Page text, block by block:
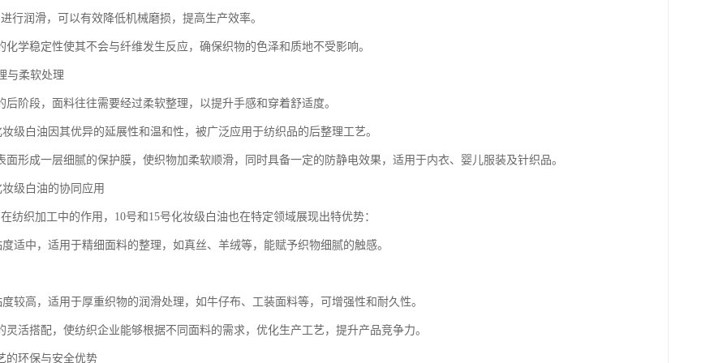
行润滑，可以有效降低机械磨损，提高生产效率。
化学稳定性使其不会与纤维发生反应，确保织物的色泽和质地不受影响。
与柔软处理
后阶段，面料往往需要经过柔软整理，以提升手感和穿着舒适度。
妆级白油因其优异的延展性和温和性，被广泛应用于纺织品的后整理工艺。
面形成一层细腻的保护膜，使织物加柔软顺滑，同时具备一定的防静电效果，适用于内衣、婴儿服装及针织品。
妆级白油的协同应用
纺织加工中的作用，10号和15号化妆级白油也在特定领域展现出特优势：
适中，适用于精细面料的整理，如真丝、羊绒等，能赋予织物细腻的触感。
较高，适用于厚重织物的润滑处理，如牛仔布、工装面料等，可增强性和耐久性。
灵活搭配，使纺织企业能够根据不同面料的需求，优化生产工艺，提升产品竞争力。
的环保与安全优势